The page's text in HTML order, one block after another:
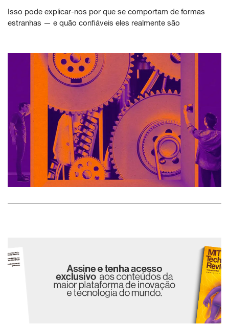
Isso pode explicar-nos por que se comportam de formas
estranhas — e quão confiáveis eles realmente são